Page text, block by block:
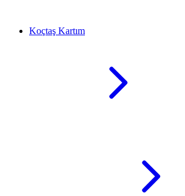
Koçtaş Kartım